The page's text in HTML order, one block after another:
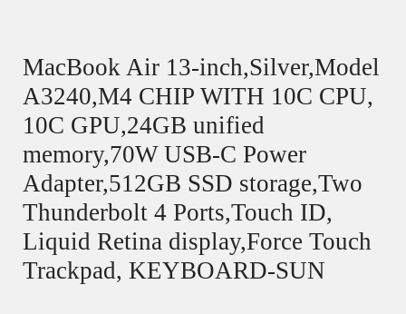
MacBook Air 13-inch,Silver,Model
A3240,M4 CHIP WITH 10C CPU,
10C GPU,24GB unified
memory,70W USB-C Power
Adapter,512GB SSD storage,Two
Thunderbolt 4 Ports,Touch ID,
Liquid Retina display,Force Touch
Trackpad, KEYBOARD-SUN